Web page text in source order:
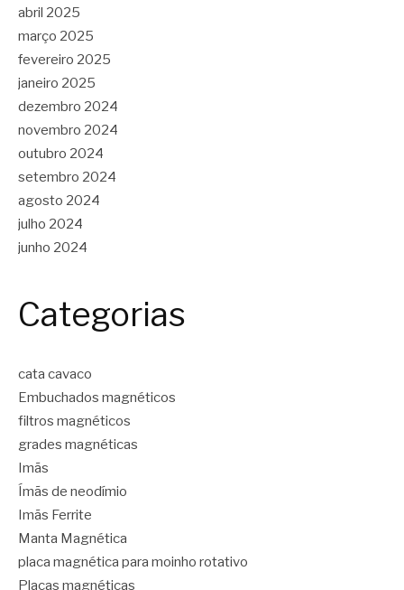
abril 2025
março 2025
fevereiro 2025
janeiro 2025
dezembro 2024
novembro 2024
outubro 2024
setembro 2024
agosto 2024
julho 2024
junho 2024
Categorias
cata cavaco
Embuchados magnéticos
filtros magnéticos
grades magnéticas
Imãs
Ímãs de neodímio
Imãs Ferrite
Manta Magnética
placa magnética para moinho rotativo
Placas magnéticas